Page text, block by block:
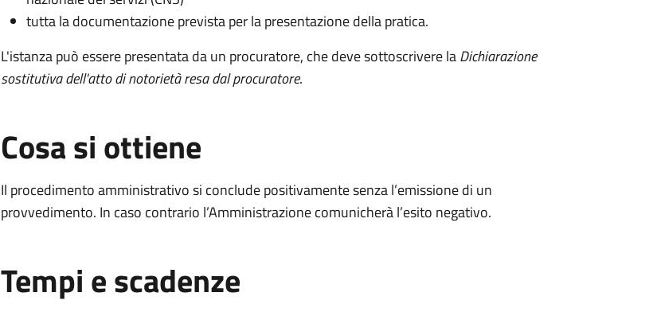
tutta la documentazione prevista per la presentazione della pratica.
L'istanza può essere presentata da un procuratore, che deve sottoscrivere laDichiarazione
sostitutiva dell'atto di notorietà resa dal procuratore.
Cosa si ottiene
Il procedimento amministrativo si conclude positivamente senza l’emissione di un
provvedimento. In caso contrario l’Amministrazione comunicherà l’esito negativo.
Tempi e scadenze